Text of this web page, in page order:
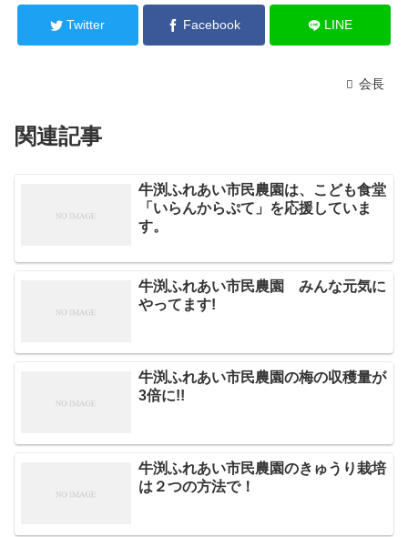
Twitter Facebook LINE
会長
関連記事
牛渕ふれあい市民農園は、こども食堂
「いらんからぷて」を応援していま
す。
牛渕ふれあい市民農園 みんな元気に
やってます!
牛渕ふれあい市民農園の梅の収穫量が
3倍に!!
牛渕ふれあい市民農園のきゅうり栽培
は２つの方法で！